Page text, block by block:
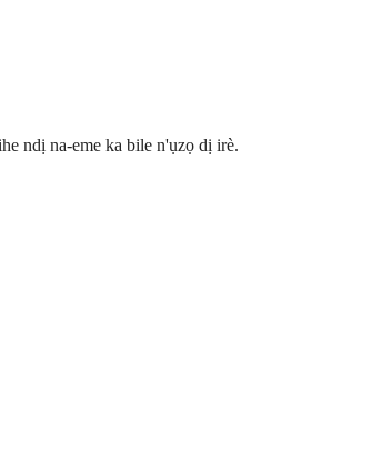
ndị na-eme ka bile n'ụzọ dị irè.